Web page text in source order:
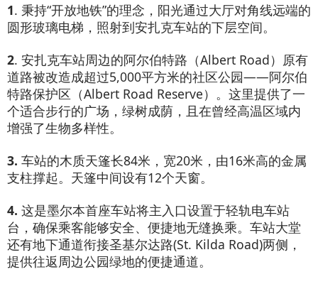
1. 秉持“开放地铁”的理念，阳光通过大厅对角线远端的
圆形玻璃电梯，照射到安扎克车站的下层空间。
2. 安扎克车站周边的阿尔伯特路（Albert Road）原有
道路被改造成超过5,000平方米的社区公园——阿尔伯
特路保护区（Albert Road Reserve）。这里提供了一
个适合步行的广场，绿树成荫，且在曾经高温区域内
增强了生物多样性。
3. 车站的木质天篷长84米，宽20米，由16米高的金属
支柱撑起。天篷中间设有12个天窗。
4. 这是墨尔本首座车站将主入口设置于轻轨电车站
台，确保乘客能够安全、便捷地无缝换乘。车站大堂
还有地下通道衔接圣基尔达路(St. Kilda Road)两侧，
提供往返周边公园绿地的便捷通道。